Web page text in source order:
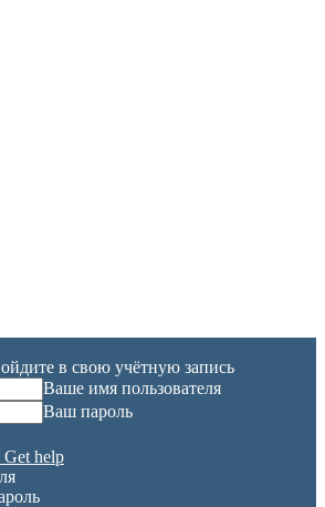
в свою учётную запись
Ваше имя пользователя
Ваш пароль
Get help